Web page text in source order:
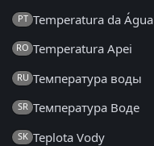
PT Temperatura da Água
RO Temperatura Apei
RU Температура воды
SR Температура Воде
SK Teplota Vody